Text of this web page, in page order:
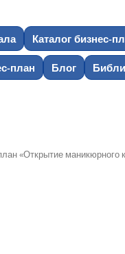
Каталог бизнес-
план Блог
«Открытие маникюрного